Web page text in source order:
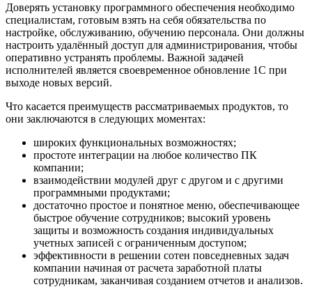
Доверять установку программного обеспечения необходимо
специалистам, готовым взять на себя обязательства по
настройке, обслуживанию, обучению персонала. Они должны
настроить удалённый доступ для администрирования, чтобы
оперативно устранять проблемы. Важной задачей
исполнителей является своевременное обновление 1С при
выходе новых версий.
Что касается преимуществ рассматриваемых продуктов, то
они заключаются в следующих моментах:
широких функциональных возможностях;
простоте интеграции на любое количество ПК
компании;
взаимодействии модулей друг с другом и с другими
программными продуктами;
достаточно простое и понятное меню, обеспечивающее
быстрое обучение сотрудников; высокий уровень
защиты и возможность создания индивидуальных
учетных записей с ограниченным доступом;
эффективности в решении сотен повседневных задач
компании начиная от расчета заработной платы
сотрудникам, заканчивая созданием отчетов и анализов.